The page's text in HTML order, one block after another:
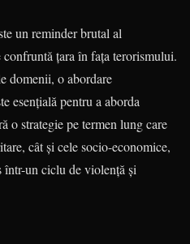
un reminder brutal al
țara în fața terorismului.
domenii, o abordare
esențială pentru a aborda
o strategie pe termen lung care
cât și cele socio-economice,
într-un ciclu de violență și